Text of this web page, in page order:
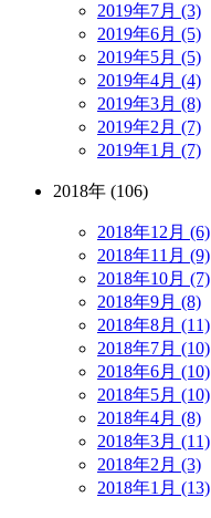
2019年7月 (3)
2019年6月 (5)
2019年5月 (5)
2019年4月 (4)
2019年3月 (8)
2019年2月 (7)
2019年1月 (7)
2018年 (106)
2018年12月 (6)
2018年11月 (9)
2018年10月 (7)
2018年9月 (8)
2018年8月 (11)
2018年7月 (10)
2018年6月 (10)
2018年5月 (10)
2018年4月 (8)
2018年3月 (11)
2018年2月 (3)
2018年1月 (13)